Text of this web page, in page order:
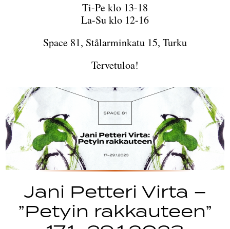
Ti-Pe klo 13-18
La-Su klo 12-16
Space 81, Stålarminkatu 15, Turku
Tervetuloa!
Jani Petteri Virta –
”Petyin rakkauteen”